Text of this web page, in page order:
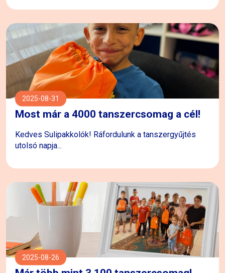
2025-08-31
Most már a 4000 tanszercsomag a cél!
Kedves Sulipakkolók! Ráfordulunk a tanszergyűjtés
utolsó napja...
2025-08-26